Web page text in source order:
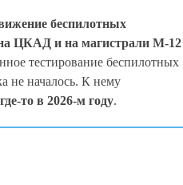
беспилотных
ЦКАД и на магистрали М-12
тестирование беспилотных
не началось. К нему
то в 2026-м году.